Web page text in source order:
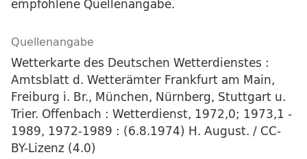
empfohlene Quellenangabe.
Quellenangabe
Wetterkarte des Deutschen Wetterdienstes :
Amtsblatt d. Wetterämter Frankfurt am Main,
Freiburg i. Br., München, Nürnberg, Stuttgart u.
Trier. Offenbach : Wetterdienst, 1972,0; 1973,1 -
1989, 1972-1989 : (6.8.1974) H. August. / CC-
BY-Lizenz (4.0)